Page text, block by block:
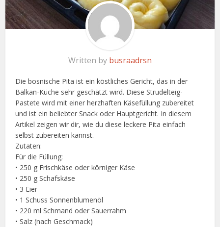
Written by busraadrsn
Die bosnische Pita ist ein köstliches Gericht, das in der
Balkan-Küche sehr geschätzt wird. Diese Strudelteig-
Pastete wird mit einer herzhaften Käsefüllung zubereitet
und ist ein beliebter Snack oder Hauptgericht. In diesem
Artikel zeigen wir dir, wie du diese leckere Pita einfach
selbst zubereiten kannst.
Zutaten:
Für die Füllung:
• 250 g Frischkäse oder körniger Käse
• 250 g Schafskäse
• 3 Eier
• 1 Schuss Sonnenblumenöl
• 220 ml Schmand oder Sauerrahm
• Salz (nach Geschmack)